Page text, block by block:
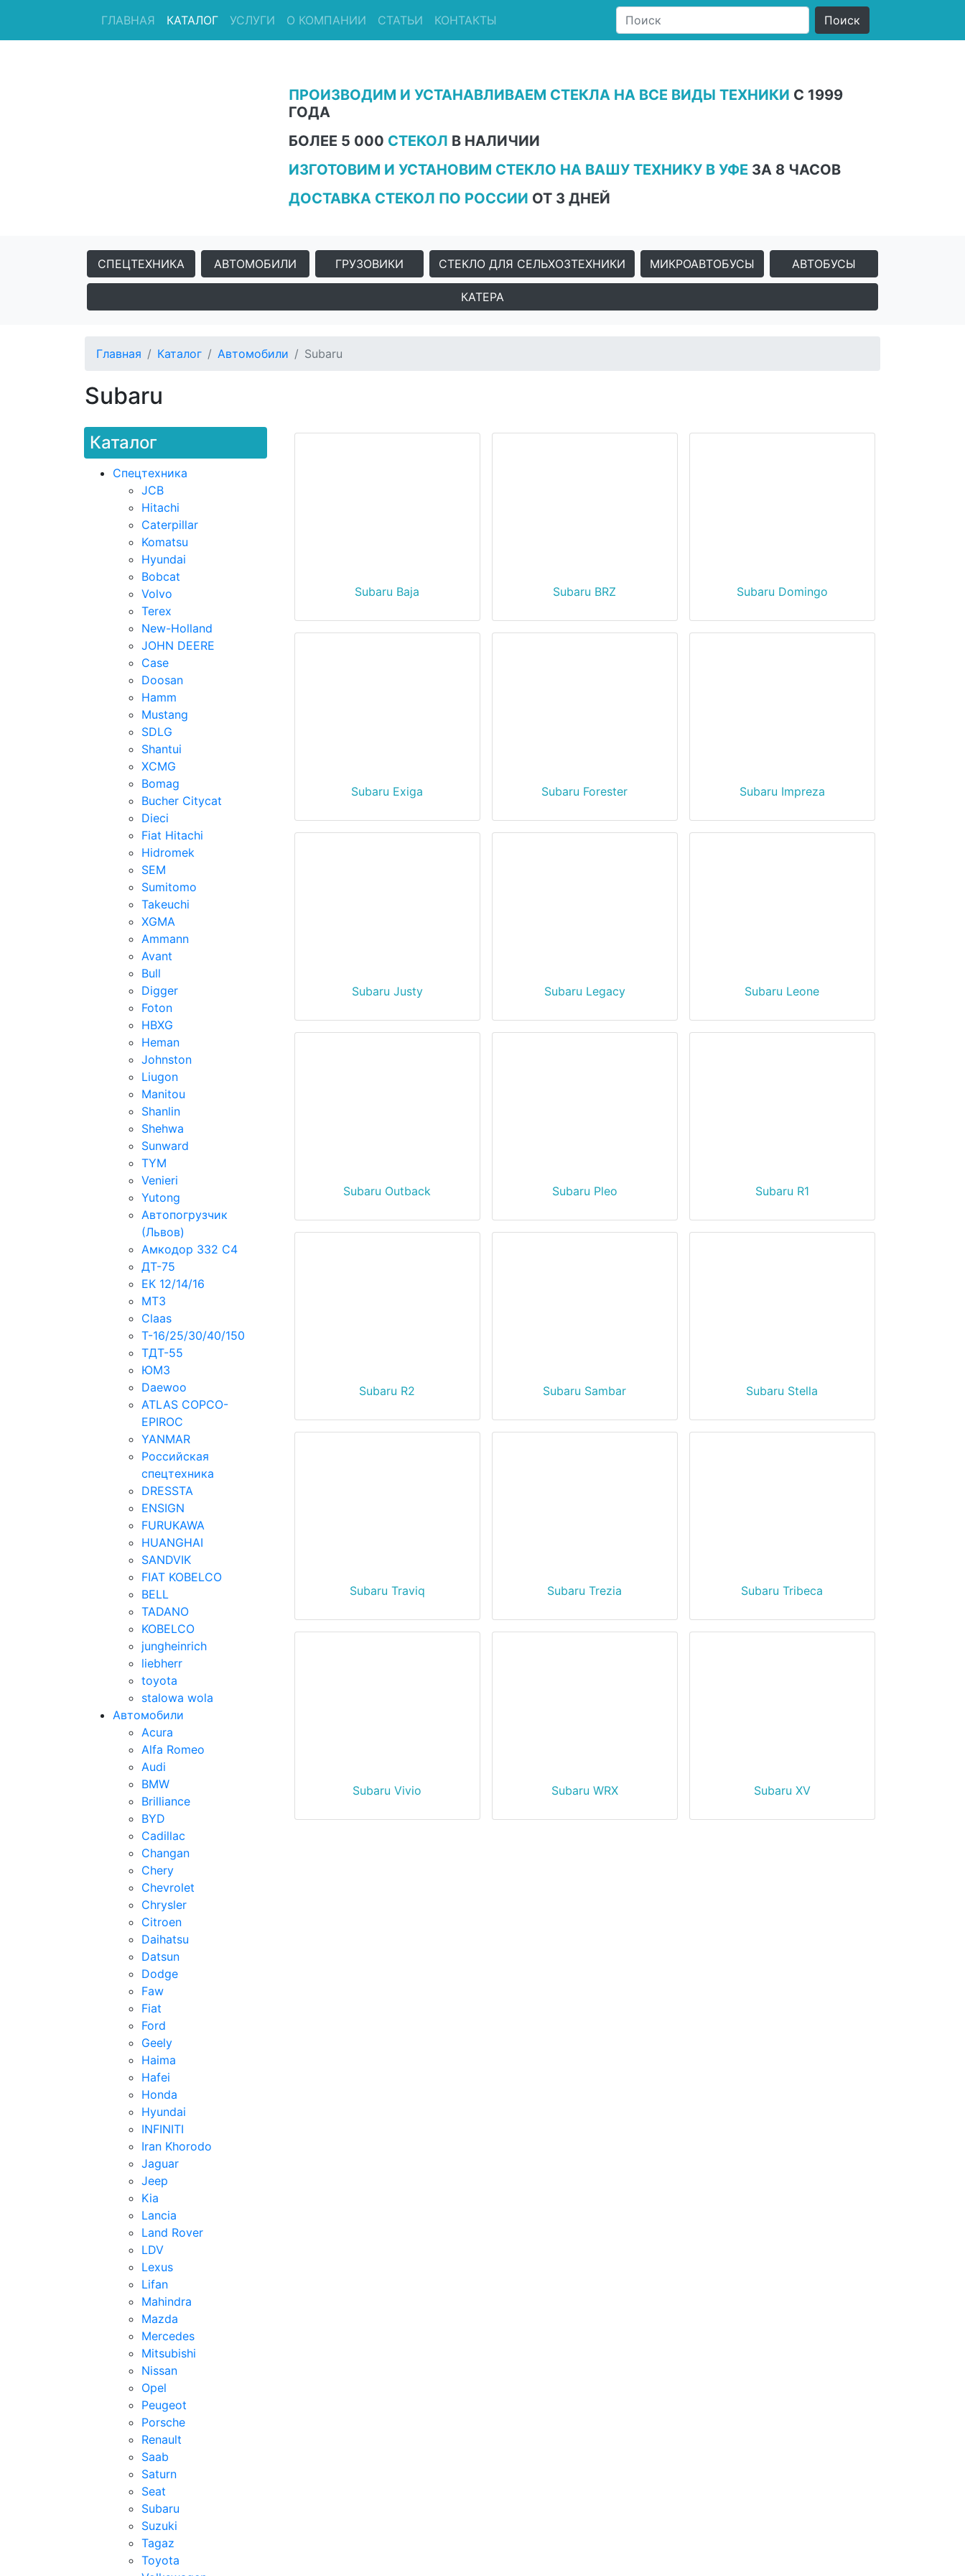
ГЛАВНАЯ КАТАЛОГ УСЛУГИ О КОМПАНИИ СТАТЬИ КОНТАКТЫ
ПРОИЗВОДИМ И УСТАНАВЛИВАЕМ СТЕКЛА НА ВСЕ ВИДЫ ТЕХНИКИ С 1999
ГОДА
БОЛЕЕ 5 000 СТЕКОЛ В НАЛИЧИИ
ИЗГОТОВИМ И УСТАНОВИМ СТЕКЛО НА ВАШУ ТЕХНИКУ В УФЕ ЗА 8 ЧАСОВ
ДОСТАВКА СТЕКОЛ ПО РОССИИ ОТ 3 ДНЕЙ
СПЕЦТЕХНИКА АВТОМОБИЛИ ГРУЗОВИКИ СТЕКЛО ДЛЯ СЕЛЬХОЗТЕХНИКИ МИКРОАВТОБУСЫ АВТОБУСЫ
КАТЕРА
Главная Каталог Автомобили Subaru
Subaru
Каталог
Спецтехника
JCB
Hitachi
Caterpillar
Komatsu
Hyundai
Bobcat
Volvo
Terex
New-Holland
JOHN DEERE
Case
Doosan
Hamm
Mustang
SDLG
Shantui
XCMG
Bomag
Bucher Citycat
Dieci
Fiat Hitachi
Hidromek
SEM
Sumitomo
Takeuchi
XGMA
Ammann
Avant
Bull
Digger
Foton
HBXG
Heman
Johnston
Liugon
Manitou
Shanlin
Shehwa
Sunward
TYM
Venieri
Yutong
Автопогрузчик
(Львов)
Амкодор 332 С4
ДТ-75
ЕК 12/14/16
МТЗ
Claas
Т-16/25/30/40/150
ТДT-55
ЮМЗ
Daewoo
ATLAS COPCO-
EPIROC
YANMAR
Российская
спецтехника
DRESSTA
ENSIGN
FURUKAWA
HUANGHAI
SANDVIK
FIAT KOBELCO
BELL
TADANO
KOBELCO
jungheinrich
liebherr
toyota
stalowa wola
Автомобили
Acura
Alfa Romeo
Audi
BMW
Brilliance
BYD
Cadillac
Changan
Chery
Chevrolet
Chrysler
Citroen
Daihatsu
Datsun
Dodge
Faw
Fiat
Ford
Geely
Haima
Hafei
Honda
Hyundai
INFINITI
Iran Khorodo
Jaguar
Jeep
Kia
Lancia
Land Rover
LDV
Lexus
Lifan
Mahindra
Mazda
Mercedes
Mitsubishi
Nissan
Opel
Peugeot
Porsche
Renault
Saab
Saturn
Seat
Subaru
Suzuki
Tagaz
Toyota
Subaru Baja Subaru BRZ Subaru Domingo
Subaru Exiga Subaru Forester Subaru Impreza
Subaru Justy Subaru Legacy Subaru Leone
Subaru Outback Subaru Pleo Subaru R1
Subaru R2 Subaru Sambar Subaru Stella
Subaru Traviq Subaru Trezia Subaru Tribeca
Subaru Vivio Subaru WRX Subaru XV